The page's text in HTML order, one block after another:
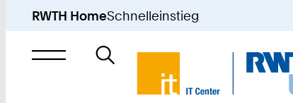
RWTH HomeSchnelleinstieg
Suche
nach